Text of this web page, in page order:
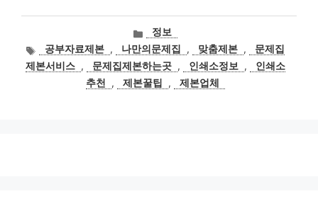
카
테
고
리
정보
태
그
공부자료제본 , 나만의문제집 , 맞춤제본 ,
문제집
제본서비스 , 문제집제본하는곳 , 인쇄소정보 ,
인쇄소
추천
, 제본꿀팁 , 제본업체